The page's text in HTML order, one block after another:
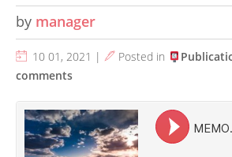
by manager
10 01, 2021 | Posted in
comments